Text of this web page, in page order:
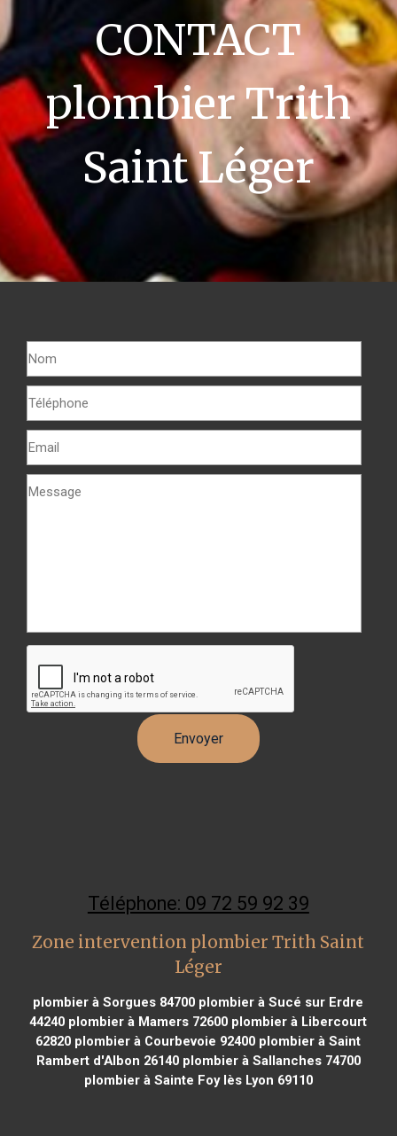
CONTACT
plombier Trith
Saint Léger
Téléphone: 09 72 59 92 39
Zone intervention plombier Trith Saint
Léger
plombier à Sorgues 84700 plombier à Sucé sur Erdre
44240 plombier à Mamers 72600 plombier à Libercourt
62820 plombier à Courbevoie 92400 plombier à Saint
Rambert d'Albon 26140plombier à Sallanches 74700
plombier à Sainte Foy lès Lyon 69110